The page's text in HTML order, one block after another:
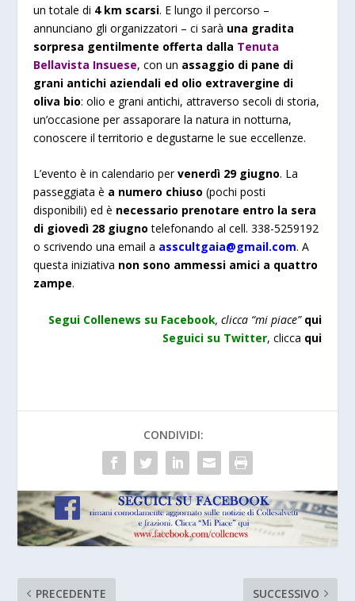
un totale di 4 km scarsi. E lungo il percorso –
annunciano gli organizzatori – ci sarà una gradita
sorpresa gentilmente offerta dalla Tenuta
Bellavista Insuese, con un assaggio di pane di
grani antichi aziendali ed olio extravergine di
oliva bio: olio e grani antichi, attraverso secoli di storia,
un’occasione per assaporare la natura in notturna,
conoscere il territorio e degustarne le sue eccellenze.
L’evento è in calendario pervenerdì 29 giugno. La
passeggiata è a numero chiuso (pochi posti
disponibili) ed è necessario prenotare entro la sera
di giovedì 28 giugno telefonando al cell. 338-5259192
o scrivendo una email a asscultgaia@gmail.com. A
questa iniziativa non sono ammessi amici a quattro
zampe.
Segui Collenews su Facebook, clicca “mi piace” qui
Seguici su Twitter, clicca qui
CONDIVIDI:
PRECEDENTE SUCCESSIVO